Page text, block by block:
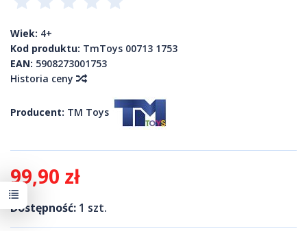
Wiek: 4+
Kod produktu: TmToys 00713 1753
EAN: 5908273001753
Historia ceny
Producent: TM Toys
99,90 zł
Dostępność: 1 szt.